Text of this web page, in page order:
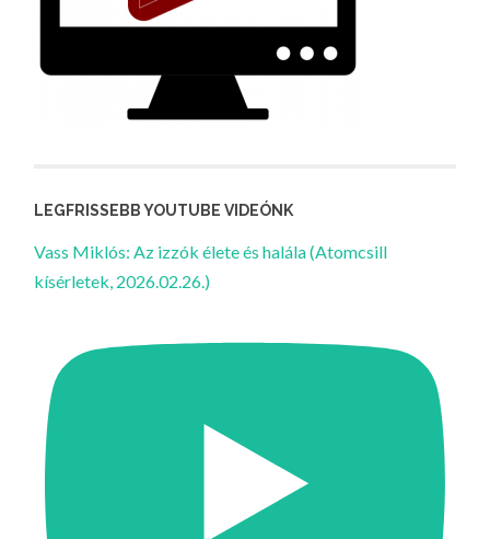
LEGFRISSEBB YOUTUBE VIDEÓNK
Vass Miklós: Az izzók élete és halála (Atomcsill
kísérletek, 2026.02.26.)